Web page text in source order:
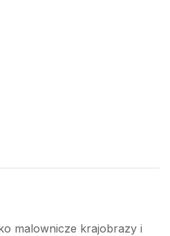
malownicze krajobrazy i